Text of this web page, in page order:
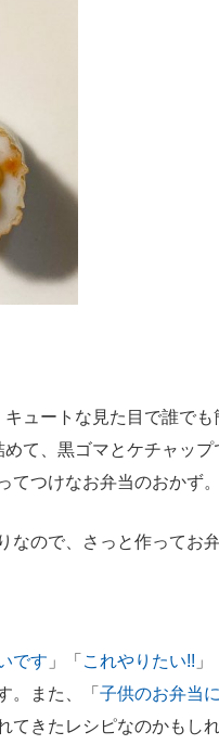
キュートな見た目で誰で
て、黒ゴマとケチャップ
てつけなお弁当のおかず。
ので、さっと作ってお
です 」「 これやりたい!! 」
。また、「 子供のお弁当
てきたレシピなのかもしれ